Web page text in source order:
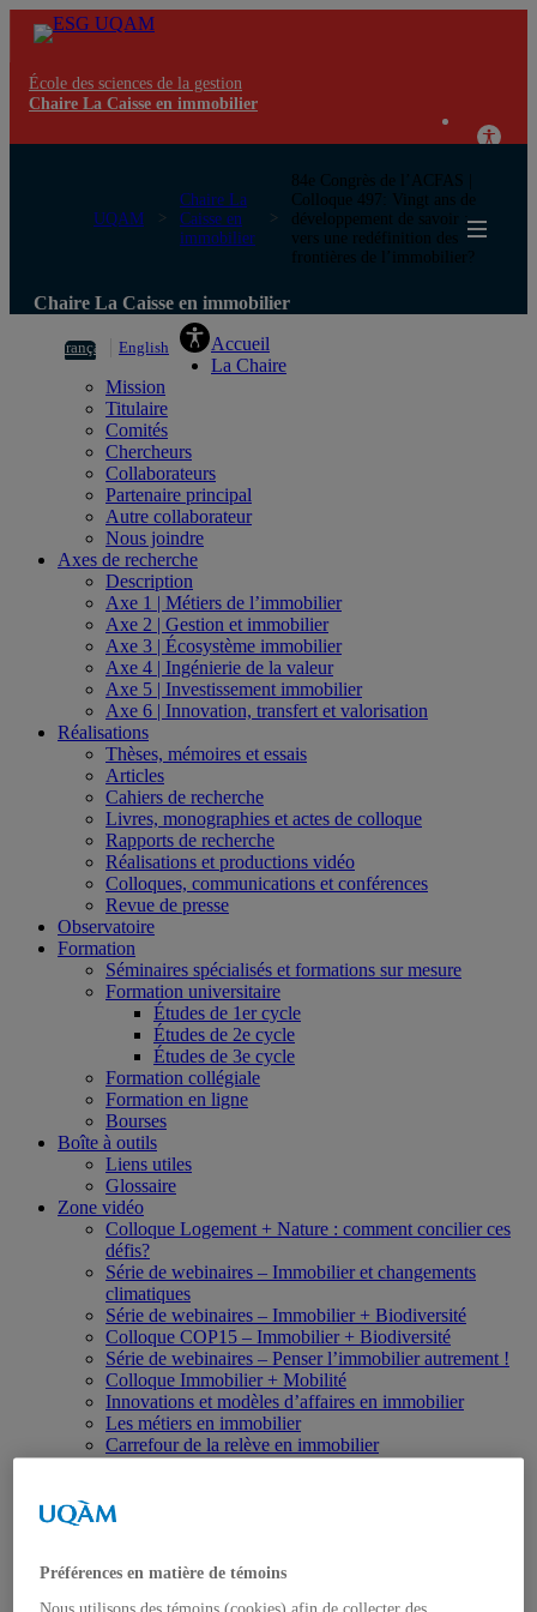
École des sciences de la gestion
Chaire La Caisse en immobilier
UQAM
Chaire La
Caisse en
immobilier
84e Congrès de l’ACFAS |
Colloque 497: Vingt ans de
développement de savoir :
vers une redéfinition des
frontières de l’immobilier?
Chaire La Caisse en immobilier
Français English
Accueil
La Chaire
Mission
Titulaire
Comités
Chercheurs
Collaborateurs
Partenaire principal
Autre collaborateur
Nous joindre
Axes de recherche
Description
Axe 1 | Métiers de l’immobilier
Axe 2 | Gestion et immobilier
Axe 3 | Écosystème immobilier
Axe 4 | Ingénierie de la valeur
Axe 5 | Investissement immobilier
Axe 6 | Innovation, transfert et valorisation
Réalisations
Thèses, mémoires et essais
Articles
Cahiers de recherche
Livres, monographies et actes de colloque
Rapports de recherche
Réalisations et productions vidéo
Colloques, communications et conférences
Revue de presse
Observatoire
Formation
Séminaires spécialisés et formations sur mesure
Formation universitaire
Études de 1er cycle
Études de 2e cycle
Études de 3e cycle
Formation collégiale
Formation en ligne
Bourses
Boîte à outils
Liens utiles
Glossaire
Zone vidéo
Colloque Logement + Nature : comment concilier ces
défis?
Série de webinaires – Immobilier et changements
climatiques
Série de webinaires – Immobilier + Biodiversité
Colloque COP15 – Immobilier + Biodiversité
Série de webinaires – Penser l’immobilier autrement !
Colloque Immobilier + Mobilité
Innovations et modèles d’affaires en immobilier
Les métiers en immobilier
Carrefour de la relève en immobilier
Accueil
La Chaire
Titulaire
Préférences en matière de témoins